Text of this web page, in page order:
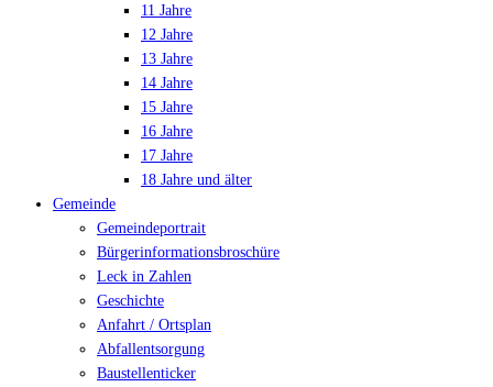
11 Jahre
12 Jahre
13 Jahre
14 Jahre
15 Jahre
16 Jahre
17 Jahre
18 Jahre und älter
Gemeinde
Gemeindeportrait
Bürgerinformationsbroschüre
Leck in Zahlen
Geschichte
Anfahrt / Ortsplan
Abfallentsorgung
Baustellenticker